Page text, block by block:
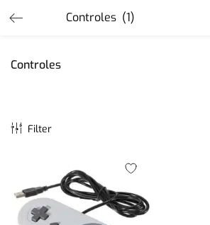
Controles
Filter
LOGIN
Enter your username and password to login.
Remember me
Login